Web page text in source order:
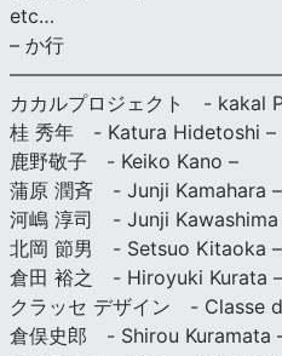
etc…
– か行
カカルプロジェクト - kakal
桂 秀年 - Katura Hidetoshi –
鹿野敬子 - Keiko Kano –
蒲原 潤斉 - Junji Kamahara –
河嶋 淳司 - Junji Kawashima
北岡 節男 - Setsuo Kitaoka –
倉田 裕之 - Hiroyuki Kurata –
クラッセ デザイン - Classe
倉俣史郎 - Shirou Kuramata